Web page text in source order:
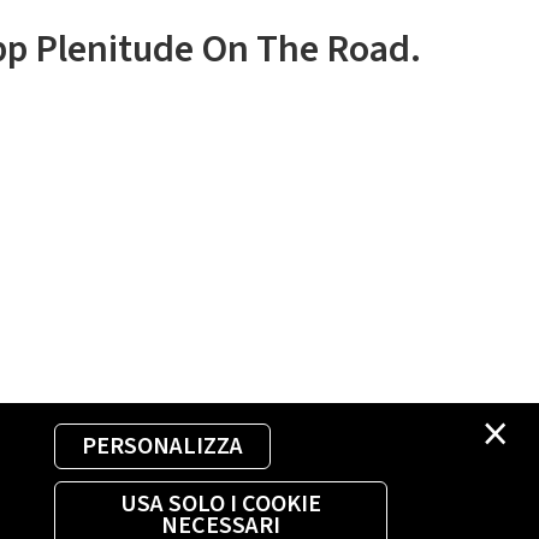
×
PERSONALIZZA
USA SOLO I COOKIE
NECESSARI
Plenitude On The Road.